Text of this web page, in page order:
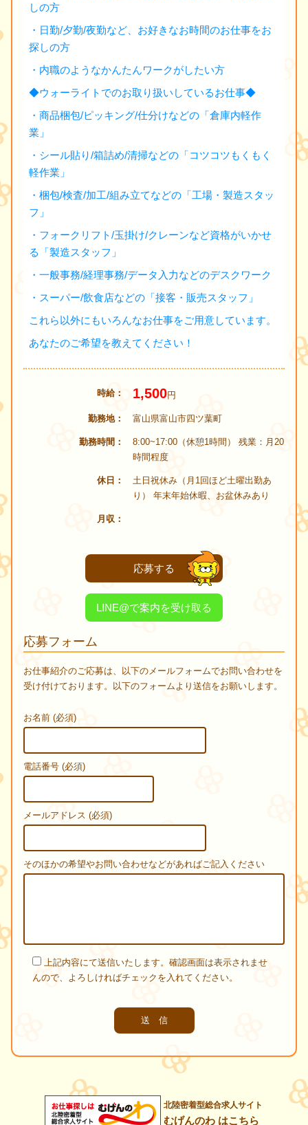
しの方
・日勤/夕勤/夜勤など、お好きなお時間のお仕事をお
探しの方
・内職のようなかんたんワークがしたい方
◆ウォーライトでのお取り扱いしているお仕事◆
・商品梱包/ピッキング/仕分けなどの「倉庫内軽作
業」
・シール貼り/箱詰め/清掃などの「コツコツもくもく
軽作業」
・梱包/検査/加工/組み立てなどの「工場・製造スタッ
フ」
・フォークリフト/玉掛け/クレーンなど資格がいかせ
る「製造スタッフ」
・一般事務/経理事務/データ入力などのデスクワーク
・スーパー/飲食店などの「接客・販売スタッフ」
これら以外にもいろんなお仕事をご用意しています。
あなたのご希望を教えてください！
時給 1,500円
勤務地 富山県富山市四ツ葉町
勤務時間
8:00~17:00（休憩1時間） 残業：月20
時間程度
休日
土日祝休み（月1回ほど土曜出勤あ
り） 年末年始休暇、お盆休みあり
月収
応募する
LINE@で案内を受け取る
応募フォーム
お仕事紹介のご応募は、以下のメールフォームでお問い合わせを
受け付けております。以下のフォームより送信をお願いします。
お名前 (必須)
電話番号 (必須)
メールアドレス (必須)
そのほかの希望やお問い合わせなどがあればご記入ください
上記内容にて送信いたします。確認画面は表示されませ
んので、よろしければチェックを入れてください。
北陸密着型総合求人サイト
むげんのわ はこちら